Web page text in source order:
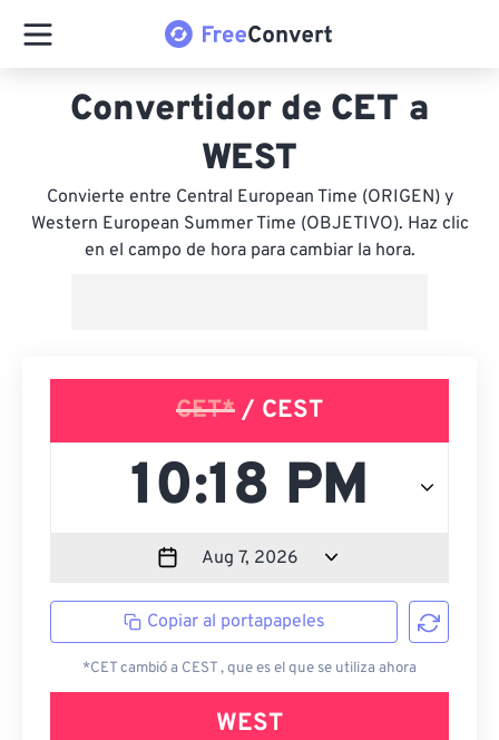
Convertidor de CET a
WEST
Convierte entre Central European Time (ORIGEN) y
Western European Summer Time (OBJETIVO). Haz clic
en el campo de hora para cambiar la hora.
CET* / CEST
Copiar al portapapeles
*CET cambió a CEST , que es el que se utiliza ahora
WEST